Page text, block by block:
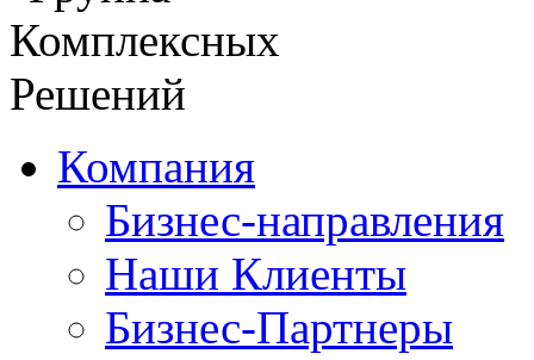
Компания
Бизнес-направления
Наши Клиенты
Бизнес-Партнеры